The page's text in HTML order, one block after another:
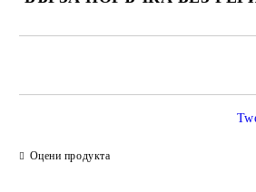
Оцени продукта